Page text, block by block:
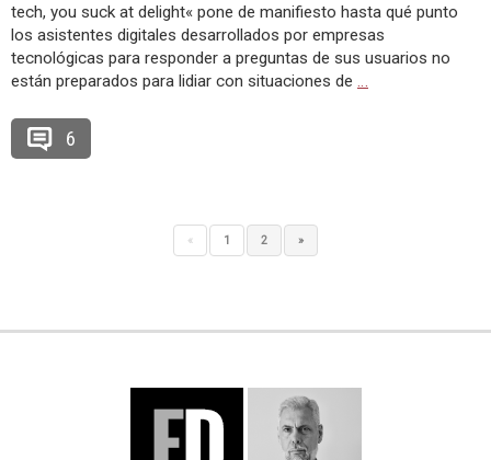
tech, you suck at delight« pone de manifiesto hasta qué punto
los asistentes digitales desarrollados por empresas
tecnológicas para responder a preguntas de sus usuarios no
están preparados para lidiar con situaciones de …
6
« 1 2 »